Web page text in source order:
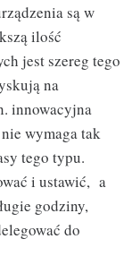
są w
ilość
jest szereg tego
na
innowacyjna
wymaga tak
tego typu.
i ustawić, a
godziny,
do